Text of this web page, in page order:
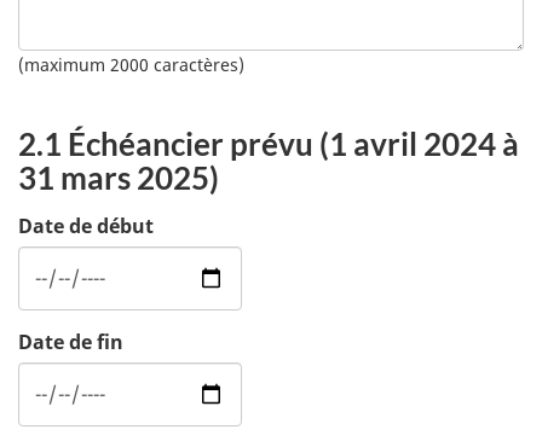
(maximum 2000 caractères)
2.1 Échéancier prévu (1 avril 2024 à
31 mars 2025)
Date de début
Date de fin